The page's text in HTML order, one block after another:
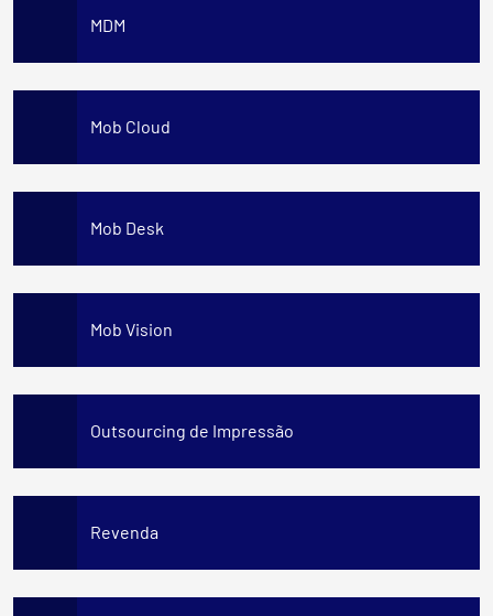
MDM
Mob Cloud
Mob Desk
Mob Vision
Outsourcing de Impressão
Revenda